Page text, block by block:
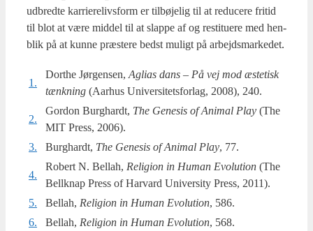
udbred­te kar­ri­e­re­livs­form er til­bø­je­lig til at redu­ce­re fri­tid
til blot at være mid­del til at slap­pe af og resti­tu­e­re med hen­
blik på at kun­ne præ­ste­re bedst muligt på arbejds­mar­ke­det.
1.
Dorthe Jør­gen­sen, Agli­as dans – På vej mod æste­tisk
tænk­ning (Aar­hus Uni­ver­si­tets­for­lag, 2008), 240.
2.
Gordon Burg­hardt, The Gene­sis of Ani­mal Play (The
MIT Press, 2006).
3.
Burghardt, The Gene­sis of Ani­mal Play, 77.
4.
Robert N. Bel­lah, Reli­gion in Human Evo­lu­tion (The
Bel­lk­nap Press of Har­vard Uni­ver­si­ty Press, 2011).
5.
Bellah, Reli­gion in Human Evo­lu­tion, 586.
6.
Bellah, Reli­gion in Human Evo­lu­tion, 568.